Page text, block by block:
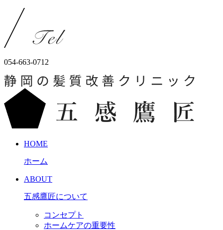
054-663-0712
HOME
ホーム
ABOUT
五感鷹匠について
コンセプト
ホームケアの重要性